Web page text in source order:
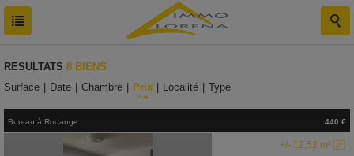
RESULTATS 8 BIENS
Surface
Date Chambre Prix Localité Type
Bureau à Rodange 440 €
+/- 12,52 m²